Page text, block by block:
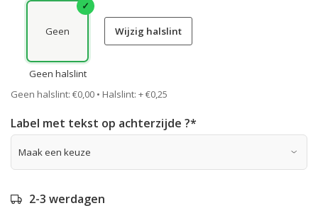
Geen
Geen halslint
Wijzig halslint
Geen halslint: €0,00 • Halslint: + €0,25
Label met tekst op achterzijde ?*
2-3 werdagen